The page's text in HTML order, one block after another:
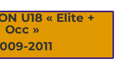
U18 « Elite +
Occ »
2011